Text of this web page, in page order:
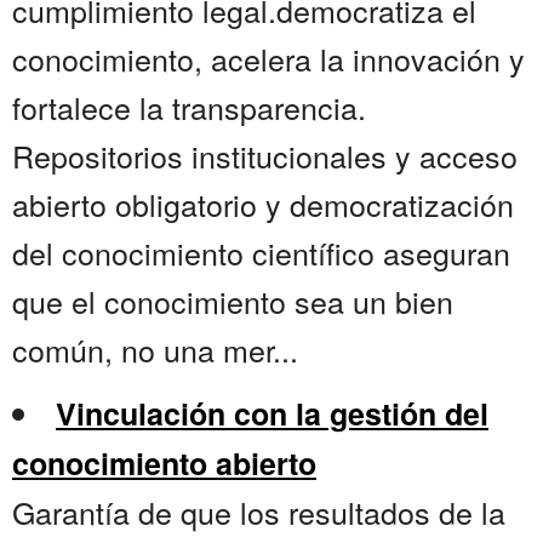
cumplimiento legal.democratiza el
conocimiento, acelera la innovación y
fortalece la transparencia.
Repositorios institucionales y acceso
abierto obligatorio y democratización
del conocimiento científico aseguran
que el conocimiento sea un bien
común, no una mer...
Vinculación con la gestión del
conocimiento abierto
Garantía de que los resultados de la